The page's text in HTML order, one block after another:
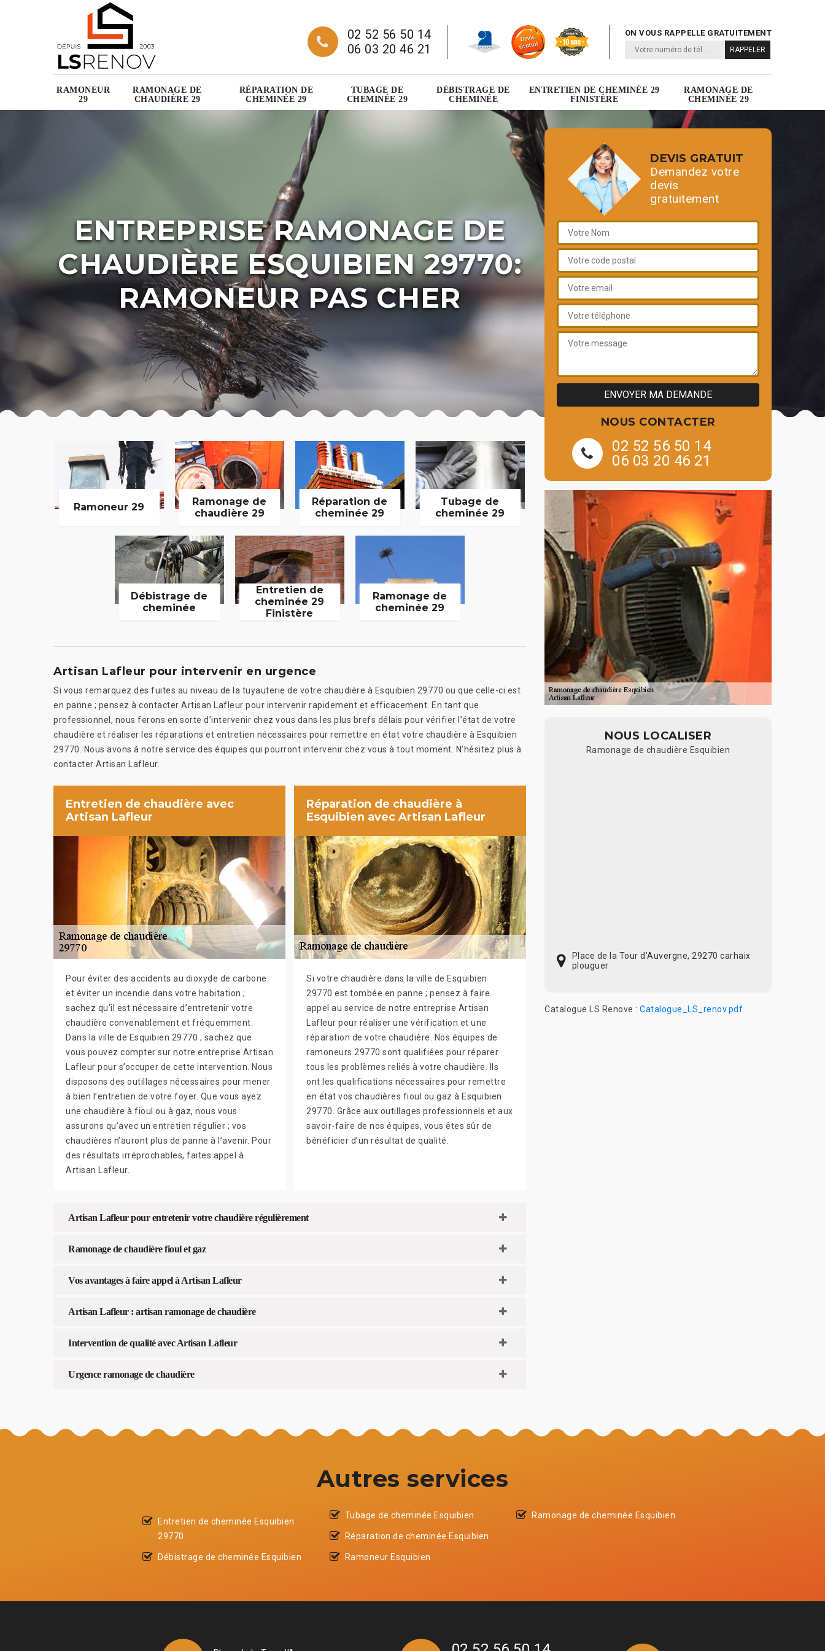
02 52 56 50 14
06 03 20 46 21
ON VOUS RAPPELLE GRATUITEMENT
RAMONEUR
29
RAMONAGE DE
CHAUDIÈRE 29
RÉPARATION DE
CHEMINÉE 29
TUBAGE DE
CHEMINÉE 29
DÉBISTRAGE DE
CHEMINÉE
ENTRETIEN DE CHEMINÉE 29
FINISTÈRE
RAMONAGE DE
CHEMINÉE 29
ENTREPRISE RAMONAGE DE
CHAUDIÈRE ESQUIBIEN 29770:
RAMONEUR PAS CHER
Ramoneur 29
Ramonage de
chaudière 29
Réparation de
cheminée 29
Tubage de
cheminée 29
Débistrage de
cheminée
Entretien de
cheminée 29
Finistère
Ramonage de
cheminée 29
Artisan Lafleur pour intervenir en urgence
Si vous remarquez des fuites au niveau de la tuyauterie de votre chaudière à Esquibien 29770 ou que celle-ci est
en panne ; pensez à contacter Artisan Lafleur pour intervenir rapidement et efficacement. En tant que
professionnel, nous ferons en sorte d’intervenir chez vous dans les plus brefs délais pour vérifier l’état de votre
chaudière et réaliser les réparations et entretien nécessaires pour remettre en état votre chaudière à Esquibien
29770. Nous avons à notre service des équipes qui pourront intervenir chez vous à tout moment. N’hésitez plus à
contacter Artisan Lafleur.
Entretien de chaudière avec
Artisan Lafleur
Pour éviter des accidents au dioxyde de carbone
et éviter un incendie dans votre habitation ;
sachez qu’il est nécessaire d’entretenir votre
chaudière convenablement et fréquemment.
Dans la ville de Esquibien 29770 ; sachez que
vous pouvez compter sur notre entreprise Artisan
Lafleur pour s’occuper de cette intervention. Nous
disposons des outillages nécessaires pour mener
à bien l’entretien de votre foyer. Que vous ayez
une chaudière à fioul ou à gaz, nous vous
assurons qu’avec un entretien régulier ; vos
chaudières n’auront plus de panne à l’avenir. Pour
des résultats irréprochables, faites appel à
Artisan Lafleur.
Réparation de chaudière à
Esquibien avec Artisan Lafleur
Si votre chaudière dans la ville de Esquibien
29770 est tombée en panne ; pensez à faire
appel au service de notre entreprise Artisan
Lafleur pour réaliser une vérification et une
réparation de votre chaudière. Nos équipes de
ramoneurs 29770 sont qualifiées pour réparer
tous les problèmes reliés à votre chaudière. Ils
ont les qualifications nécessaires pour remettre
en état vos chaudières fioul ou gaz à Esquibien
29770. Grâce aux outillages professionnels et aux
savoir-faire de nos équipes, vous êtes sûr de
bénéficier d’un résultat de qualité.
Artisan Lafleur pour entretenir votre chaudière régulièrement
Ramonage de chaudière fioul et gaz
Vos avantages à faire appel à Artisan Lafleur
Artisan Lafleur : artisan ramonage de chaudière
Intervention de qualité avec Artisan Lafleur
Urgence ramonage de chaudière
DEVIS GRATUIT
Demandez votre
devis
gratuitement
NOUS CONTACTER
02 52 56 50 14
06 03 20 46 21
NOUS LOCALISER
Ramonage de chaudière Esquibien
Place de la Tour d'Auvergne, 29270 carhaix
plouguer
Catalogue LS Renove : Catalogue_LS_renov.pdf
Autres services
Entretien de cheminée Esquibien
29770
Débistrage de cheminée Esquibien
Tubage de cheminée Esquibien
Réparation de cheminée Esquibien
Ramoneur Esquibien
Ramonage de cheminée Esquibien